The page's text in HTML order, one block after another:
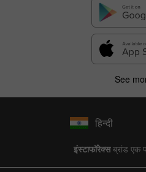
See
हिन्दी
इंस्टाफॉरेक्सब्रांड एक